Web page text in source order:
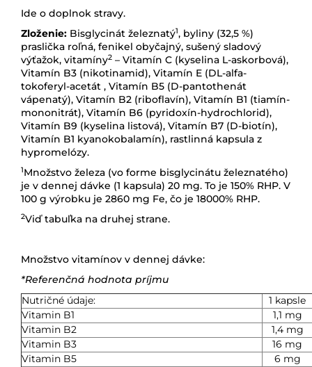
Ide o doplnok stravy.
Zloženie: Bisglycinát železnatý1, byliny (32,5 %)
praslička roľná, fenikel obyčajný, sušený sladový
výťažok, vitamíny2 – Vitamín C (kyselina L-askorbová),
Vitamín B3 (nikotinamid), Vitamín E (DL-alfa-
tokoferyl-acetát , Vitamín B5 (D-pantothenát
vápenatý), Vitamín B2 (riboflavín), Vitamín B1 (tiamín-
mononitrát), Vitamín B6 (pyridoxín-hydrochlorid),
Vitamín B9 (kyselina listová), Vitamín B7 (D-biotín),
Vitamín B1 kyanokobalamín), rastlinná kapsula z
hypromelózy.
1Množstvo železa (vo forme bisglycinátu železnatého)
je v dennej dávke (1 kapsula) 20 mg. To je 150% RHP. V
100 g výrobku je 2860 mg Fe, čo je 18000% RHP.
2Viď tabuľka na druhej strane.
Množstvo vitamínov v dennej dávke:
*Referenčná hodnota príjmu
Nutričné údaje:
1 kapsle
Vitamin B1
1,1 mg
Vitamin B2
1,4 mg
Vitamin B3
16 mg
Vitamin B5
6 mg